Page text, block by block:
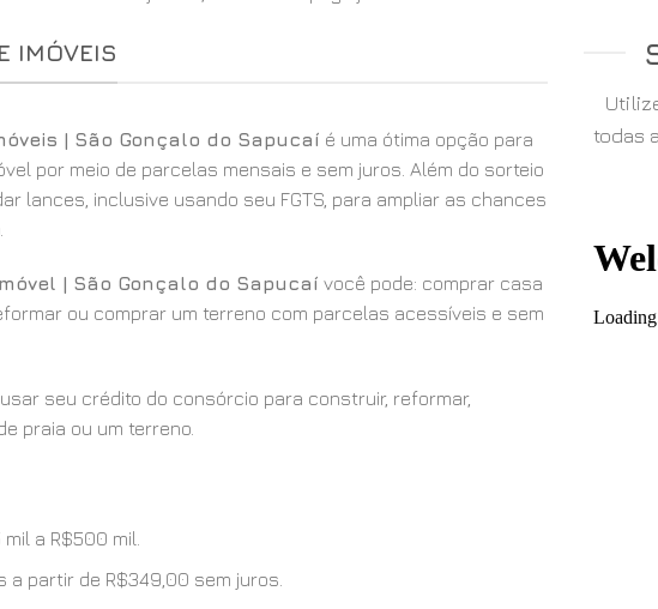
IMÓVEIS
| São Gonçalo do Sapucaí é uma ótima opção para
por meio de parcelas mensais e sem juros. Além do sorteio
lances, inclusive usando seu FGTS, para ampliar as chances
| São Gonçalo do Sapucaí você pode: comprar casa
ou comprar um terreno com parcelas acessíveis e sem
seu crédito do consórcio para construir, reformar,
praia ou um terreno.
a R$500 mil.
a partir de R$349,00 sem juros.
todas